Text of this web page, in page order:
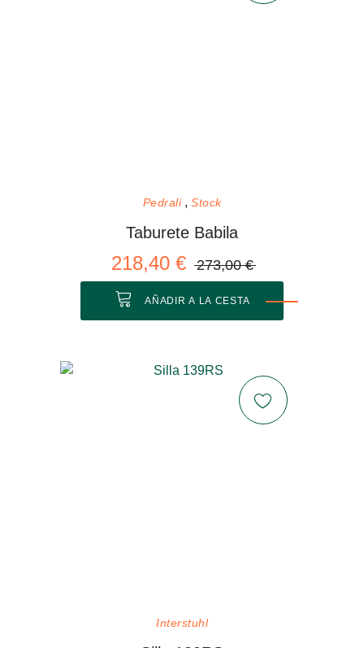
Pedrali Stock
Taburete Babila
218,40 € 273,00 €
AÑADIR A LA CESTA
Interstuhl